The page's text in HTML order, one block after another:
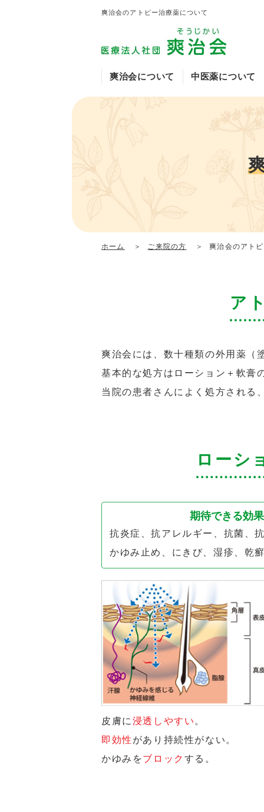
爽治会のアトピー治療薬について
爽治会について
爽治会の特徴や魅力
中医薬について
中医薬について
アトピーについて
乾癬・掌蹠膿疱症・
糖尿病外来（国沢内
イワサキクリニック
ホーム ご来院の方 爽治会のアト
ア
爽治会には、数十種類の外用薬（
基本的な処方はローション＋軟膏
当院の患者さんによく処方される
ローシ
期待できる効
抗炎症、抗アレルギー、抗菌、
かゆみ止め、にきび、湿疹、乾
皮膚に 浸透しやすい 。
即効性 があり持続性がない。
かゆみをブロック する。